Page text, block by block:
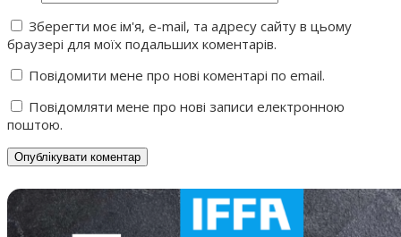
Зберегти моє ім'я, e-mail, та адресу сайту в цьому
браузері для моїх подальших коментарів.
Повідомити мене про нові коментарі по email.
Повідомляти мене про нові записи електронною
поштою.